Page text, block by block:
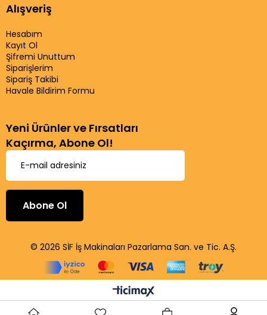
Alışveriş
Hesabım
Kayıt Ol
Şifremi Unuttum
Siparişlerim
Sipariş Takibi
Havale Bildirim Formu
Yeni Ürünler ve Fırsatları
Kaçırma, Abone Ol!
Abone Ol
© 2026 SİF İş Makinaları Pazarlama San. ve Tic. A.Ş.